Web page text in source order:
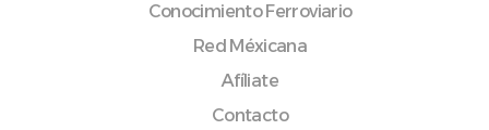
Conocimiento Ferroviario
Red Méxicana
Afíliate
Contacto